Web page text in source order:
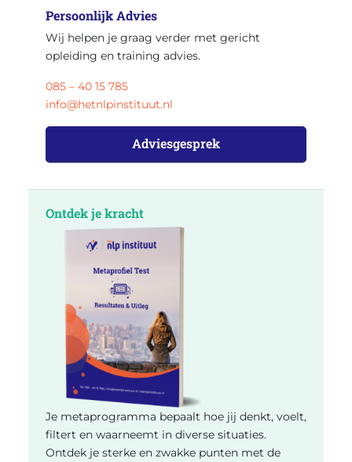
Persoonlijk Advies
Wij helpen je graag verder met gericht
opleiding en training advies.
085 – 40 15 785
info@hetnlpinstituut.nl
Adviesgesprek
Ontdek je kracht
Je metaprogramma bepaalt hoe jij denkt, voelt,
filtert en waarneemt in diverse situaties.
Ontdek je sterke en zwakke punten met de